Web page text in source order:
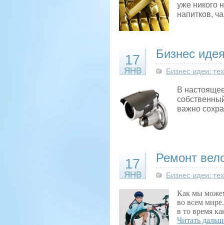
уже никого
напитков,
17
ЯНВ
Бизнес
Бизнес идеи:
В
важно
17
ЯНВ
Ремонт
Бизнес идеи:
Как мы можем
во всем
в то время
Читать